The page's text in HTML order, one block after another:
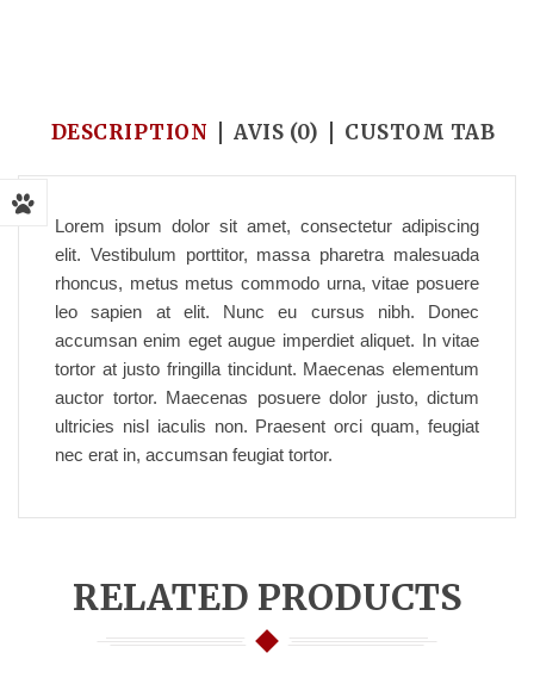
DESCRIPTION AVIS (0) CUSTOM TAB
Lorem ipsum dolor sit amet, consectetur adipiscing
elit. Vestibulum porttitor, massa pharetra malesuada
rhoncus, metus metus commodo urna, vitae posuere
leo sapien at elit. Nunc eu cursus nibh. Donec
accumsan enim eget augue imperdiet aliquet. In vitae
tortor at justo fringilla tincidunt. Maecenas elementum
auctor tortor. Maecenas posuere dolor justo, dictum
ultricies nisl iaculis non. Praesent orci quam, feugiat
nec erat in, accumsan feugiat tortor.
RELATED PRODUCTS